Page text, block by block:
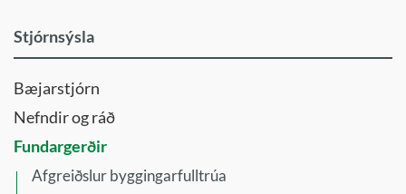
Stjórnsýsla
Bæjarstjórn
Nefndir og ráð
Fundargerðir
Afgreiðslur byggingarfulltrúa